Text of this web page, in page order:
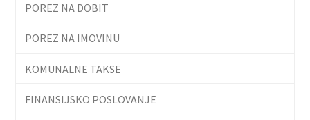
POREZ NA DOBIT
POREZ NA IMOVINU
KOMUNALNE TAKSE
FINANSIJSKO POSLOVANJE